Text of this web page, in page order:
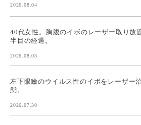
2026.08.04
40代女性。胸腹のイボのレーザー取り放
半目の経過。
2026.08.03
左下眼瞼のウイルス性のイボをレーザー
態。
2026.07.30